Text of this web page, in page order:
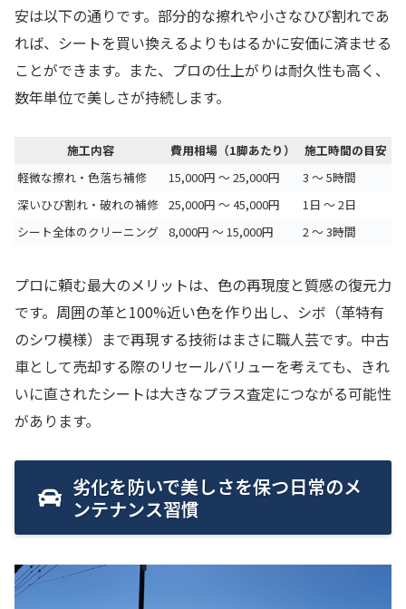
安は以下の通りです。部分的な擦れや小さなひび割れであ
れば、シートを買い換えるよりもはるかに安価に済ませる
ことができます。また、プロの仕上がりは耐久性も高く、
数年単位で美しさが持続します。
施工内容 費用相場（1脚あたり）
施工時間の目安
軽微な擦れ・色落ち補修
15,000円 〜 25,000円
3 〜 5時間
深いひび割れ・破れの補修 25,000円 〜 45,000円
1日 〜 2日
シート全体のクリーニング
8,000円 〜 15,000円 2 〜 3時間
プロに頼む最大のメリットは、色の再現度と質感の復元力
です。周囲の革と100%近い色を作り出し、シボ（革特有
のシワ模様）まで再現する技術はまさに職人芸です。中古
車として売却する際のリセールバリューを考えても、きれ
いに直されたシートは大きなプラス査定につながる可能性
があります。
劣化を防いで美しさを保つ日常のメ
ンテナンス習慣